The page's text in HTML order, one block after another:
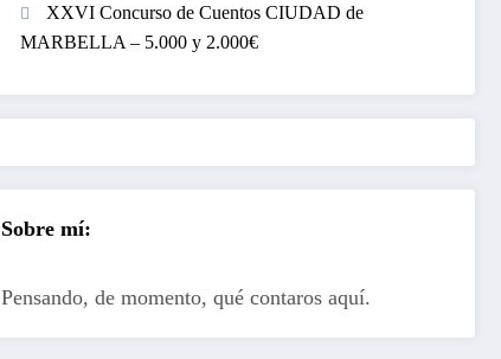
XXVI Concurso de Cuentos CIUDAD de
MARBELLA – 5.000 y 2.000€
Sobre mí:
Pensando, de momento, qué contaros aquí.